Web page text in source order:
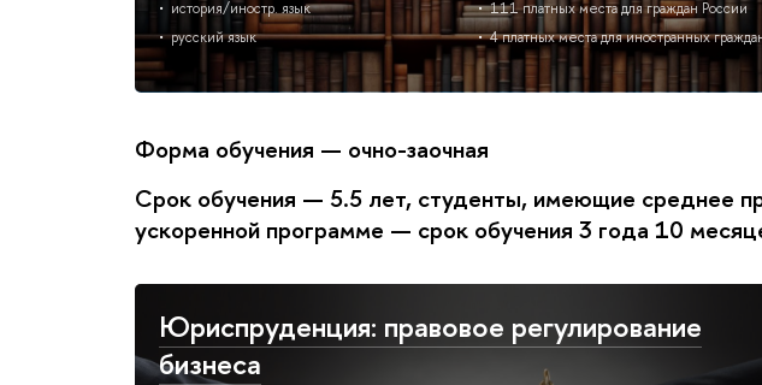
история/иностр. язык
русский язык
111 платных места для граждан России
4 платных места для иностранных
Форма обучения — очно-заочная
Срок обучения — 5.5 лет, студенты, имеющие среднее
ускоренной программе — срок обучения 3 года 10
Юриспруденция: правовое регулирование
бизнеса